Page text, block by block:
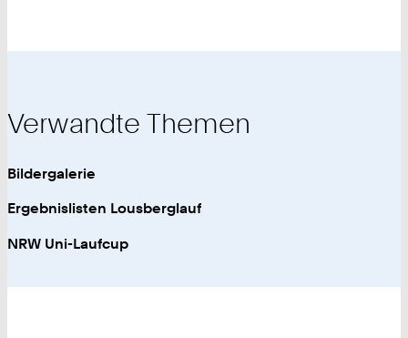
Verwandte Themen
Bildergalerie
Ergebnislisten Lousberglauf
NRW Uni-Laufcup